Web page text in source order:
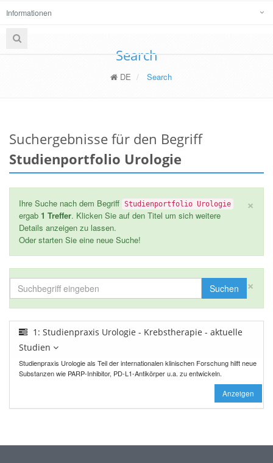
Informationen
Search
DE Search
Suchergebnisse für den Begriff
Studienportfolio Urologie
×
Ihre Suche nach dem Begriff Studienportfolio Urologie
ergab 1 Treffer. Klicken Sie auf den Titel um sich weitere
Details anzeigen zu lassen.
Oder starten Sie eine neue Suche!
×
Suchen
1: Studienpraxis Urologie - Krebstherapie - aktuelle
Studien
Studienpraxis Urologie als Teil der internationalen klinischen Forschung hilft neue
Substanzen wie PARP-Inhibitor, PD-L1-Antikörper u.a. zu entwickeln.
Anzeigen